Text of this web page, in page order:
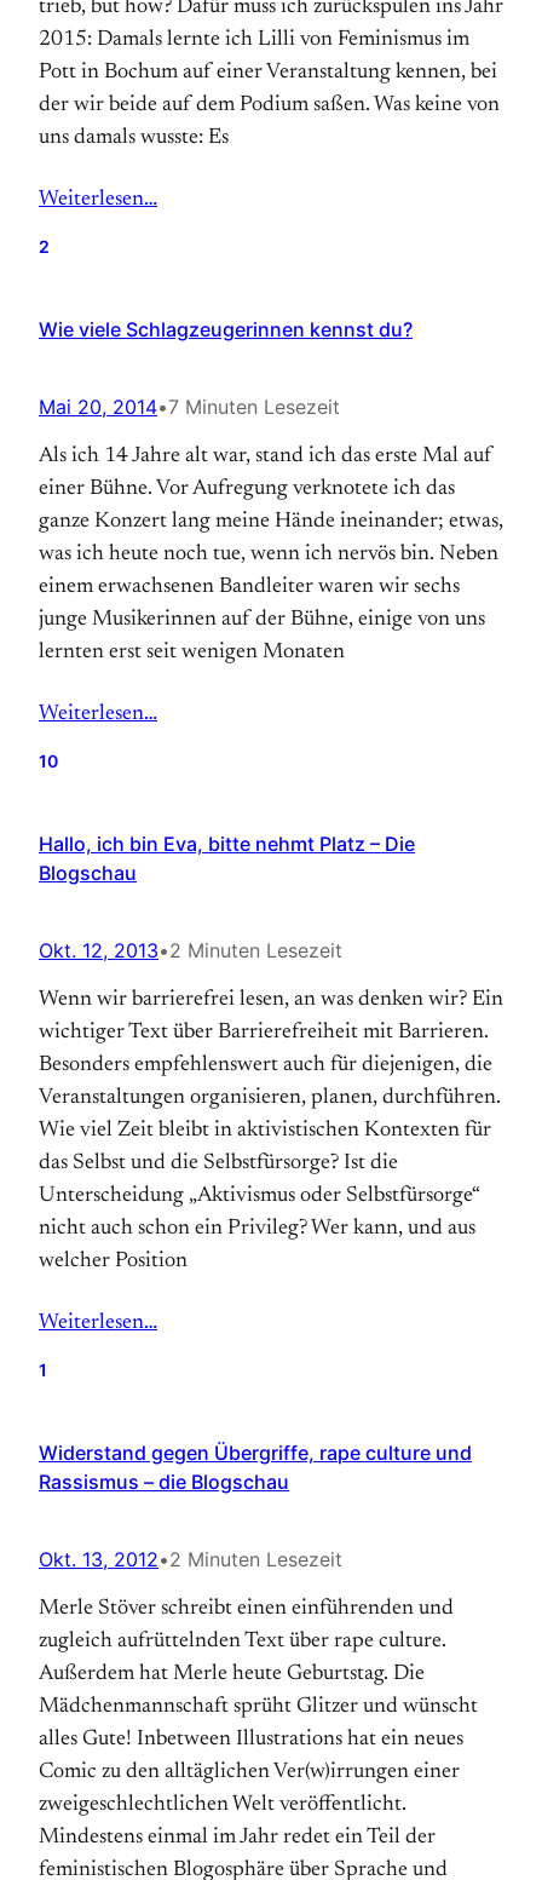
trieb, but how? Dafür muss ich zurückspulen ins Jahr
2015: Damals lernte ich Lilli von Feminismus im
Pott in Bochum auf einer Veranstaltung kennen, bei
der wir beide auf dem Podium saßen. Was keine von
uns damals wusste: Es
Weiterlesen…
2
Wie viele Schlagzeugerinnen kennst du?
Mai 20, 2014•7 Minuten Lesezeit
Als ich 14 Jahre alt war, stand ich das erste Mal auf
einer Bühne. Vor Aufregung verknotete ich das
ganze Konzert lang meine Hände ineinander; etwas,
was ich heute noch tue, wenn ich nervös bin. Neben
einem erwachsenen Band­leiter waren wir sechs
junge Musikerinnen auf der Bühne, einige von uns
lernten erst seit wenigen Monaten
Weiterlesen…
10
Hallo, ich bin Eva, bitte nehmt Platz – Die
Blogschau
Okt. 12, 2013•2 Minuten Lesezeit
Wenn wir barrierefrei lesen, an was denken wir? Ein
wichtiger Text über Barrierefreiheit mit Barrieren.
Besonders empfehlenswert auch für diejenigen, die
Veranstaltungen organisieren, planen, durchführen.
Wie viel Zeit bleibt in aktivistischen Kontexten für
das Selbst und die Selbstfürsorge? Ist die
Unterscheidung „Aktivismus oder Selbstfürsorge“
nicht auch schon ein Privileg? Wer kann, und aus
welcher Position
Weiterlesen…
1
Widerstand gegen Übergriffe, rape culture und
Rassismus – die Blogschau
Okt. 13, 2012•2 Minuten Lesezeit
Merle Stöver schreibt einen einführenden und
zugleich aufrüttelnden Text über rape culture.
Außerdem hat Merle heute Geburtstag. Die
Mädchenmannschaft sprüht Glitzer und wünscht
alles Gute! Inbetween Illustrations hat ein neues
Comic zu den alltäglichen Ver(w)irrungen einer
zweigeschlechtlichen Welt veröffentlicht.
Mindestens einmal im Jahr redet ein Teil der
feministischen Blogosphäre über Sprache und